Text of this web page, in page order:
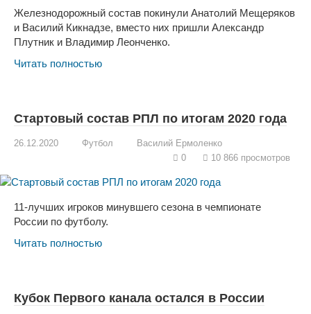
Железнодорожный состав покинули Анатолий Мещеряков
и Василий Кикнадзе, вместо них пришли Александр
Плутник и Владимир Леонченко.
Читать полностью
Стартовый состав РПЛ по итогам 2020 года
26.12.2020 Футбол
Василий Ермоленко
0
10 866 просмотров
11-лучших игроков минувшего сезона в чемпионате
России по футболу.
Читать полностью
Кубок Первого канала остался в России